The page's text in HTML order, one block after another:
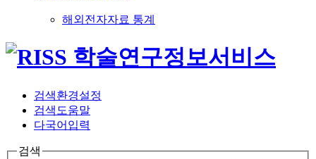
해외전자자료 통계
검색환경설정
검색도움말
다국어입력
검색